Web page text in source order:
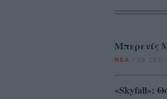
Μπερενίς
ΝΕΑ 29 ΣΕΠ
«Skyfall»: